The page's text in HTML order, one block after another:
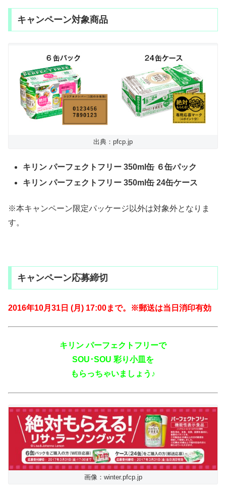
キャンペーン対象商品
出典：pfcp.jp
キリン パーフェクトフリー 350ml缶 ６缶パック
キリン パーフェクトフリー 350ml缶 24缶ケース
※本キャンペーン限定パッケージ以外は対象外となりま
す。
キャンペーン応募締切
2016年10月31日 (月) 17:00まで。※郵送は当日消印有効
キリン パーフェクトフリーで
SOU･SOU 彩り小皿を
もらっちゃいましょう♪
画像：winter.pfcp.jp